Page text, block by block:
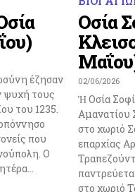
έζησαν
ψυχή τους
του 1235.
που
Ο
Οσία
02/06/2026
Ἡ Οσία
Αμανατίου
στο χωριό
επαρχίας
στο χωριό